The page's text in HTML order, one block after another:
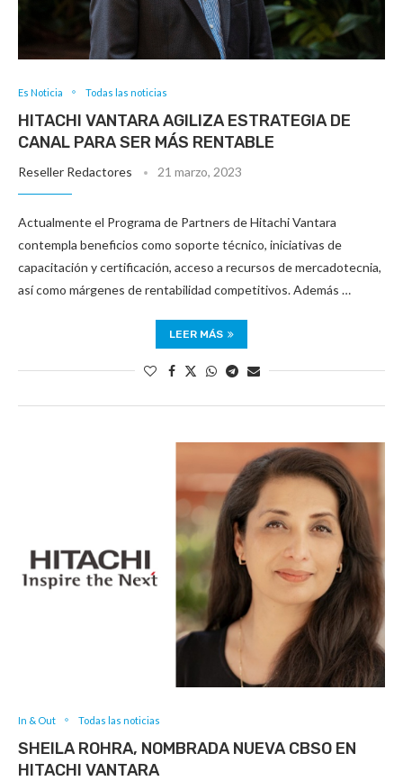
Es Noticia Todas las noticias
HITACHI VANTARA AGILIZA ESTRATEGIA DE
CANAL PARA SER MÁS RENTABLE
Reseller Redactores 21 marzo, 2023
Actualmente el Programa de Partners de Hitachi Vantara
contempla beneficios como soporte técnico, iniciativas de
capacitación y certificación, acceso a recursos de mercadotecnia,
así como márgenes de rentabilidad competitivos. Además …
LEER MÁS
In & Out Todas las noticias
SHEILA ROHRA, NOMBRADA NUEVA CBSO EN
HITACHI VANTARA